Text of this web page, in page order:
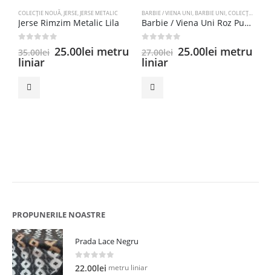
COLECȚIE NOUĂ, JERSE, JERSE METALIC
Jerse Rimzim Metalic Lila
35.00lei Prețul
25.00lei Prețul
metru
liniar
BARBIE / VIENA UNI, BARBIE UNI,COLECȚIE NOUĂ
Barbie / Viena Uni Roz Pudra
27.00lei Prețul
25.00lei Prețul
metru
liniar
PROPUNERILE NOASTRE
Prada Lace Negru
0out of 5
22.00lei metru liniar